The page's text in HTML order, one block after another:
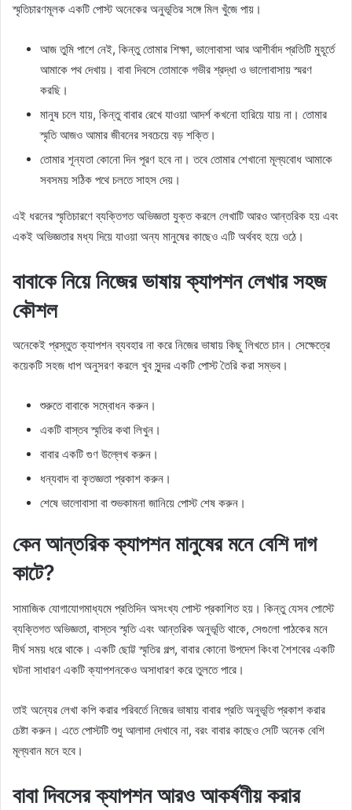
স্মৃতিচারণমূলক একটি পোস্ট অনেকের অনুভূতির সঙ্গে মিল খুঁজে পায়।
আজ তুমি পাশে নেই, কিন্তু তোমার শিক্ষা, ভালোবাসা আর আশীর্বাদ প্রতিটি মুহূর্তে
আমাকে পথ দেখায়। বাবা দিবসে তোমাকে গভীর শ্রদ্ধা ও ভালোবাসায় স্মরণ
করছি।
মানুষ চলে যায়, কিন্তু বাবার রেখে যাওয়া আদর্শ কখনো হারিয়ে যায় না। তোমার
স্মৃতি আজও আমার জীবনের সবচেয়ে বড় শক্তি।
তোমার শূন্যতা কোনো দিন পূরণ হবে না। তবে তোমার শেখানো মূল্যবোধ আমাকে
সবসময় সঠিক পথে চলতে সাহস দেয়।
এই ধরনের স্মৃতিচারণে ব্যক্তিগত অভিজ্ঞতা যুক্ত করলে লেখাটি আরও আন্তরিক হয় এবং
একই অভিজ্ঞতার মধ্য দিয়ে যাওয়া অন্য মানুষের কাছেও এটি অর্থবহ হয়ে ওঠে।
বাবাকে নিয়ে নিজের ভাষায় ক্যাপশন লেখার সহজ
কৌশল
অনেকেই প্রস্তুত ক্যাপশন ব্যবহার না করে নিজের ভাষায় কিছু লিখতে চান। সেক্ষেত্রে
কয়েকটি সহজ ধাপ অনুসরণ করলে খুব সুন্দর একটি পোস্ট তৈরি করা সম্ভব।
শুরুতে বাবাকে সম্বোধন করুন।
একটি বাস্তব স্মৃতির কথা লিখুন।
বাবার একটি গুণ উল্লেখ করুন।
ধন্যবাদ বা কৃতজ্ঞতা প্রকাশ করুন।
শেষে ভালোবাসা বা শুভকামনা জানিয়ে পোস্ট শেষ করুন।
কেন আন্তরিক ক্যাপশন মানুষের মনে বেশি দাগ
কাটে?
সামাজিক যোগাযোগমাধ্যমে প্রতিদিন অসংখ্য পোস্ট প্রকাশিত হয়। কিন্তু যেসব পোস্টে
ব্যক্তিগত অভিজ্ঞতা, বাস্তব স্মৃতি এবং আন্তরিক অনুভূতি থাকে, সেগুলো পাঠকের মনে
দীর্ঘ সময় ধরে থাকে। একটি ছোট্ট স্মৃতির গল্প, বাবার কোনো উপদেশ কিংবা শৈশবের একটি
ঘটনা সাধারণ একটি ক্যাপশনকেও অসাধারণ করে তুলতে পারে।
তাই অন্যের লেখা কপি করার পরিবর্তে নিজের ভাষায় বাবার প্রতি অনুভূতি প্রকাশ করার
চেষ্টা করুন। এতে পোস্টটি শুধু আলাদা দেখাবে না, বরং বাবার কাছেও সেটি অনেক বেশি
মূল্যবান মনে হবে।
বাবা দিবসের ক্যাপশন আরও আকর্ষণীয় করার